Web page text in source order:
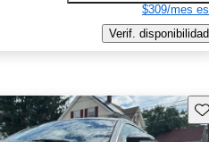
$309/mes
Verif. disponibilidad